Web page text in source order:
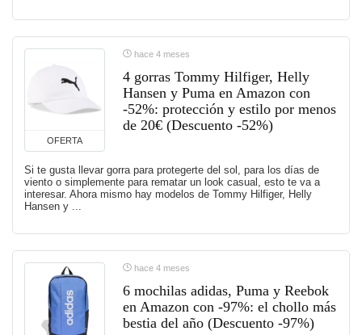
OFERTA
hace 4 meses
4 gorras Tommy Hilfiger, Helly
Hansen y Puma en Amazon con
-52%: protección y estilo por menos
de 20€ (Descuento -52%)
Si te gusta llevar gorra para protegerte del sol, para los días de
viento o simplemente para rematar un look casual, esto te va a
interesar. Ahora mismo hay modelos de Tommy Hilfiger, Helly
Hansen y ...
hace 4 meses
6 mochilas adidas, Puma y Reebok
en Amazon con -97%: el chollo más
bestia del año (Descuento -97%)